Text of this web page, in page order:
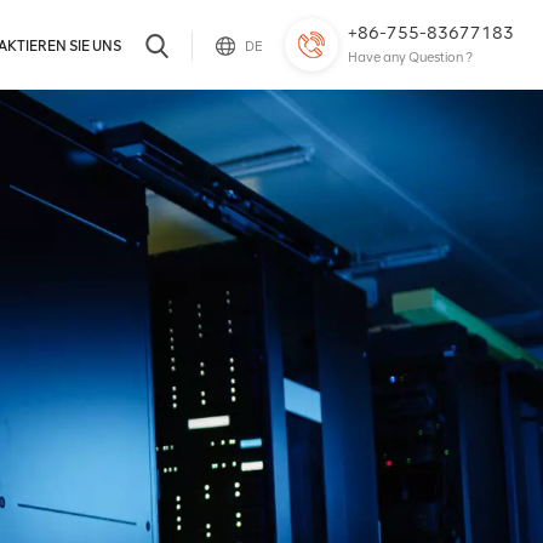
+86-755-83677183
Have any Question ?
DE
SIE UNS